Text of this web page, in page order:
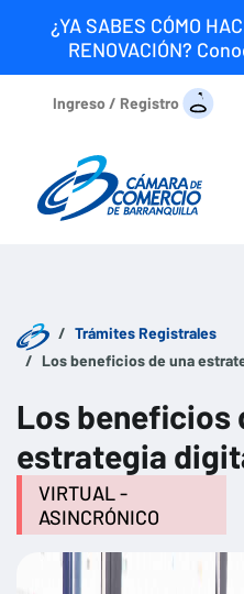
¿YA SABES CÓMO
RENOVACIÓN?
Ingreso / Registro
Trámites Registrales
Los beneficios de una
Los beneficios
estrategia
VIRTUAL -
ASINCRÓNICO